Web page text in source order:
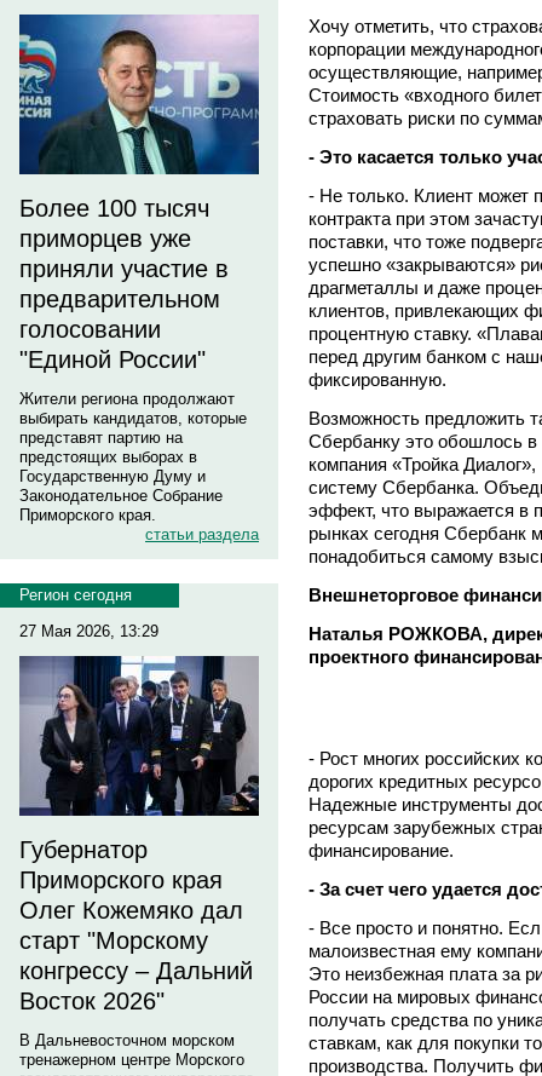
Более 100 тысяч
приморцев уже
приняли участие в
предварительном
голосовании
"Единой России"
Жители региона продолжают
выбирать кандидатов, которые
представят партию на
предстоящих выборах в
Государственную Думу и
Законодательное Собрание
Приморского края.
статьи раздела
Регион сегодня
27 Мая 2026, 13:29
Губернатор
Приморского края
Олег Кожемяко дал
старт "Морскому
конгрессу – Дальний
Восток 2026"
В Дальневосточном морском
тренажерном центре Морского
Хочу отметить, что
корпорации
осуществляющие,
Стоимость «входного
страховать риски по
- Это касается только
- Не только. Клиент может
контракта при этом
поставки, что тоже
успешно «закрываются»
драгметаллы и даже
клиентов, привлекающих
процентную ставку.
перед другим банком с
фиксированную.
Возможность предложить
Сбербанку это обошлось
компания «Тройка Диалог»,
систему Сбербанка.
эффект, что выражается в
рынках сегодня Сбербанк
понадобиться самому
Внешнеторговое
Наталья РОЖКОВА,
проектного
- Рост многих российских
дорогих кредитных
Надежные инструменты
ресурсам зарубежных
финансирование.
- За счет чего удается
- Все просто и понятно.
малоизвестная ему
Это неизбежная плата за
России на мировых
получать средства по
ставкам, как для покупки
производства. Получить